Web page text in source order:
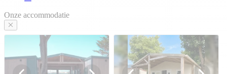
Onze accommodatie